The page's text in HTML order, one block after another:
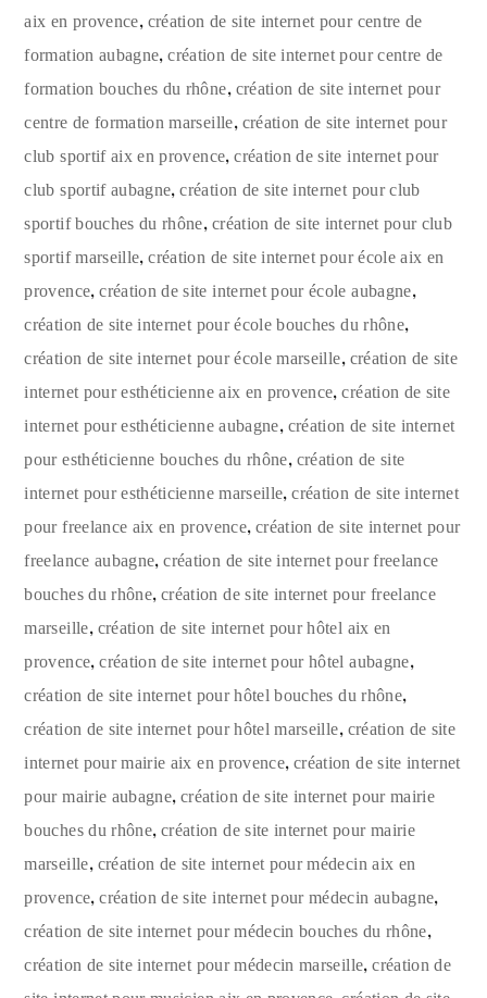
aix en provence, création de site internet pour centre de
formation aubagne,création de site internet pour centre de
formation bouches du rhône, création de site internet pour
centre de formation marseille, création de site internet pour
club sportif aix en provence,création de site internet pour
club sportif aubagne,création de site internet pour club
sportif bouches du rhône, création de site internet pour club
sportif marseille,création de site internet pour école aix en
provence,création de site internet pour école aubagne,
création de site internet pour école bouches du rhône,
création de site internet pour école marseille, création de site
internet pour esthéticienne aix en provence,création de site
internet pour esthéticienne aubagne, création de site internet
pour esthéticienne bouches du rhône, création de site
internet pour esthéticienne marseille,création de site internet
pour freelance aix en provence, création de site internet pour
freelance aubagne,création de site internet pour freelance
bouches du rhône,création de site internet pour freelance
marseille, création de site internet pour hôtel aix en
provence,création de site internet pour hôtel aubagne,
création de site internet pour hôtel bouches du rhône,
création de site internet pour hôtel marseille, création de site
internet pour mairie aix en provence,création de site internet
pour mairie aubagne,création de site internet pour mairie
bouches du rhône,création de site internet pour mairie
marseille, création de site internet pour médecin aix en
provence,création de site internet pour médecin aubagne,
création de site internet pour médecin bouches du rhône,
création de site internet pour médecin marseille,création de